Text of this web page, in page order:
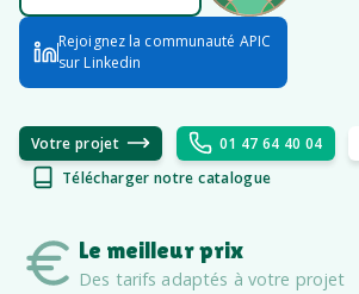
Rejoignez la communauté APIC
sur Linkedin
Votre projet 01 47 64 40 04
Télécharger notre catalogue
Le meilleur prix
Des tarifs adaptés à votre projet